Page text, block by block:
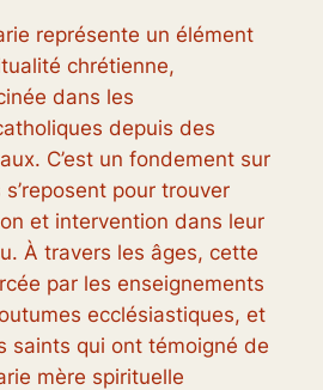
représente un élément
chrétienne,
dans les
depuis des
C’est un fondement sur
pour trouver
et intervention dans leur
À travers les âges, cette
par les enseignements
ecclésiastiques, et
saints qui ont témoigné de
mère spirituelle